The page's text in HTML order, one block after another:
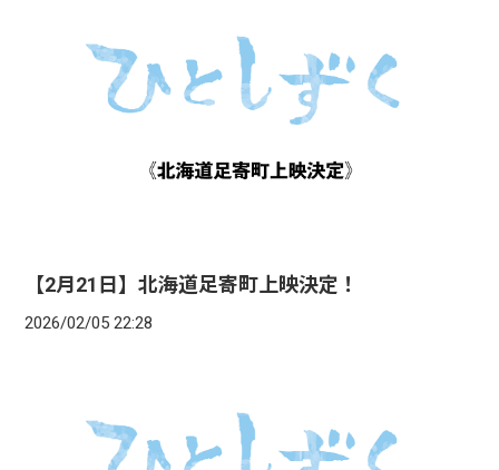
【2月21日】北海道足寄町上映決定！
2026/02/05 22:28